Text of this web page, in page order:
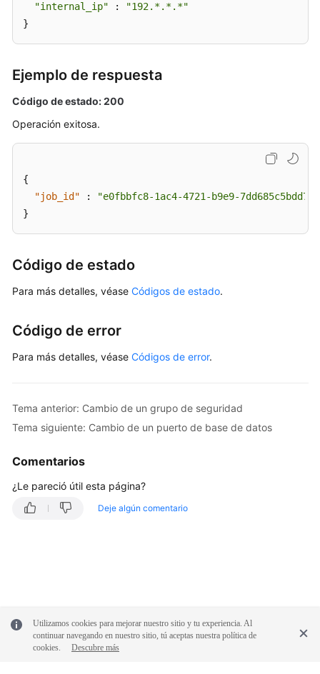
instancia
BD
del
nombre
base
datos
Restablecimiento
una
de
de
Cambio
de
especificaciones
instancia
de
recursos
"internal_ip" :
"192.*.*.*"
}
Ejemplo de respuesta
Código de estado: 200
Operación exitosa.
{
"job_id"
:
"e0fbbfc8-1ac4-4721-b9e9-7dd685c5bdd7"
}
Código de estado
Para más detalles, véase Códigos de estado.
Código de error
Para más detalles, véase Códigos de error.
Tema anterior: Cambio de un grupo de seguridad
Tema siguiente: Cambio de un puerto de base de datos
Comentarios
¿Le pareció útil esta página?
Deje algún comentario
Utilizamos cookies para mejorar nuestro sitio y tu experiencia. Al
continuar navegando en nuestro sitio, tú aceptas nuestra política de
cookies.
Descubre más